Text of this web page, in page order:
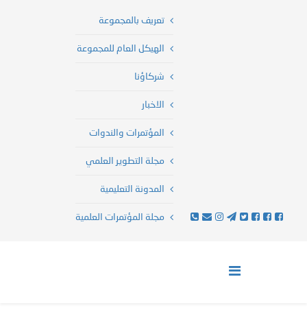
تعريف بالمجموعة
الهيكل العام للمجموعة
شركاؤنا
الاخبار
المؤتمرات والندوات
مجلة التطوير العلمي
المدونة التعليمية
مجلة المؤتمرات العلمية